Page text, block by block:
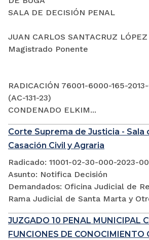
SALA DE DECISIÓN PENAL
JUAN CARLOS SANTACRUZ LÓPEZ
Magistrado Ponente
RADICACIÓN 76001-6000-165-
(AC-131-23)
CONDENADO ELKIM...
Corte Suprema de Justicia - Sala
Casación Civil y Agraria
Radicado: 11001-02-30-000-2023-
Asunto: Notifica Decisión
Demandados: Oficina Judicial de
Rama Judicial de Santa Marta y
JUZGADO 10 PENAL MUNICIPAL
FUNCIONES DE CONOCIMIENTO